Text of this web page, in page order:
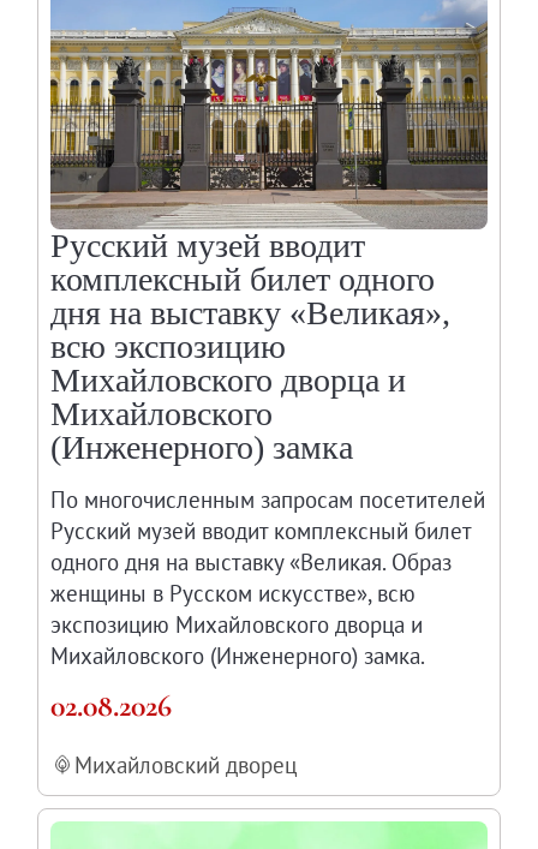
Лекции и абонементы
Лекторий
Лекции
Абонементы
Реставрация
Открытая реставрация шедевров Григория
Детям
События
Искусство и технологии
Онлайн-курсы «Лифт в будущее»
Современная наука и границы синтеза
Виртуальные коллекции
Виртуальные 3D туры по выставкам
Русский музей вводит
комплексный билет одного
дня на выставку «Великая»,
всю экспозицию
Михайловского дворца и
Михайловского
(Инженерного) замка
По многочисленным запросам посетителей
Русский музей вводит комплексный билет
одного дня на выставку «Великая. Образ
женщины в Русском искусстве», всю
экспозицию Михайловского дворца и
Михайловского (Инженерного) замка.
02.08.2026
Михайловский дворец